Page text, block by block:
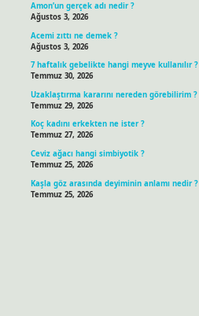
Amon’un gerçek adı nedir ?
Ağustos 3, 2026
Acemi zıttı ne demek ?
Ağustos 3, 2026
7 haftalık gebelikte hangi meyve kullanılır ?
Temmuz 30, 2026
Uzaklaştırma kararını nereden görebilirim ?
Temmuz 29, 2026
Koç kadını erkekten ne ister ?
Temmuz 27, 2026
Ceviz ağacı hangi simbiyotik ?
Temmuz 25, 2026
Kaşla göz arasında deyiminin anlamı nedir ?
Temmuz 25, 2026